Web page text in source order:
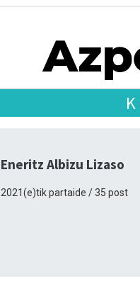
Eneritz Albizu Lizaso
2021(e)tik partaide / 35 post